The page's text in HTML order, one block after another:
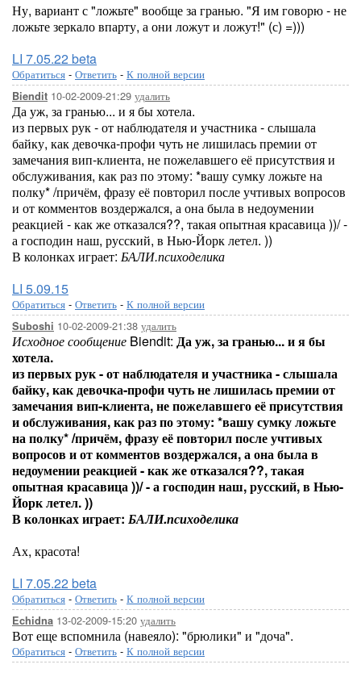
Ну, вариант с "ложьте" вообще за гранью. "Я им говорю - не
ложьте зеркало впарту, а они ложут и ложут!" (с) =)))
LI 7.05.22 beta
Обратиться - Ответить - К полной версии
Biendit 10-02-2009-21:29 удалить
Да уж, за гранью... и я бы хотела.
из первых рук - от наблюдателя и участника - слышала
байку, как девочка-профи чуть не лишилась премии от
замечания вип-клиента, не пожелавшего её присутствия и
обслуживания, как раз по этому: *вашу сумку ложьте на
полку* /причём, фразу её повторил после учтивых вопросов
и от комментов воздержался, а она была в недоумении
реакцией - как же отказался??, такая опытная красавица ))/ -
а господин наш, русский, в Нью-Йорк летел. ))
В колонках играет: БАЛИ.психоделика
LI 5.09.15
Обратиться - Ответить - К полной версии
Suboshi 10-02-2009-21:38 удалить
Исходное сообщение Biendit: Да уж, за гранью... и я бы
хотела.
из первых рук - от наблюдателя и участника - слышала
байку, как девочка-профи чуть не лишилась премии от
замечания вип-клиента, не пожелавшего её присутствия
и обслуживания, как раз по этому: *вашу сумку ложьте
на полку* /причём, фразу её повторил после учтивых
вопросов и от комментов воздержался, а она была в
недоумении реакцией - как же отказался??, такая
опытная красавица ))/ - а господин наш, русский, в Нью-
Йорк летел. ))
В колонках играет: БАЛИ.психоделика
Ах, красота!
LI 7.05.22 beta
Обратиться - Ответить - К полной версии
Echidna 13-02-2009-15:20 удалить
Вот еще вспомнила (навеяло): "брюлики" и "доча".
Обратиться - Ответить - К полной версии